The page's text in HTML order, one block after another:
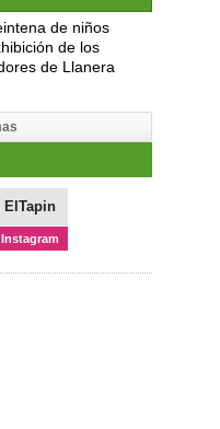
de niños
de los
de Llanera
ElTapin
Instagram